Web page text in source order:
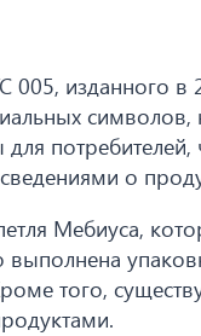
изданного в
о
Мебиуса,
того,